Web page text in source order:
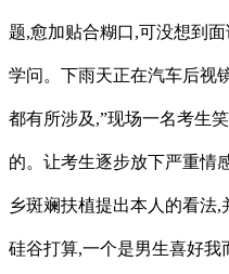
题,愈加贴合糊口,可没想到
学问。下雨天正在汽车后视
都有所涉及,”现场一名考生
的。让考生逐步放下严重情
乡斑斓扶植提出本人的看法
硅谷打算,一个是男生喜好我